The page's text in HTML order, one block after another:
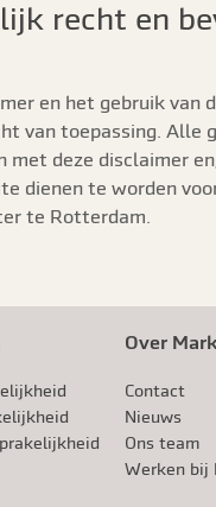
recht en
en het gebruik van
van toepassing. Alle
met deze disclaimer
dienen te worden
te Rotterdam.
Over
Contact
Nieuws
Ons team
Werken bij